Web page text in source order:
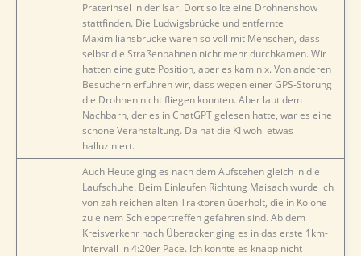
Praterinsel in der Isar. Dort sollte eine Drohnenshow
stattfinden. Die Ludwigsbrücke und entfernte
Maximiliansbrücke waren so voll mit Menschen, dass
selbst die Straßenbahnen nicht mehr durchkamen. Wir
hatten eine gute Position, aber es kam nix. Von anderen
Besuchern erfuhren wir, dass wegen einer GPS-Störung
die Drohnen nicht fliegen konnten. Aber laut dem
Nachbarn, der es in ChatGPT gelesen hatte, war es eine
schöne Veranstaltung. Da hat die KI wohl etwas
halluziniert.
Auch Heute ging es nach dem Aufstehen gleich in die
Laufschuhe. Beim Einlaufen Richtung Maisach wurde ich
von zahlreichen alten Traktoren überholt, die in Kolone
zu einem Schleppertreffen gefahren sind. Ab dem
Kreisverkehr nach Überacker ging es in das erste 1km-
Intervall in 4:20er Pace. Ich konnte es knapp nicht